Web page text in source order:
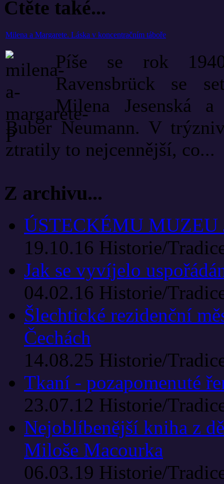
Čtěte také...
Milena a Margarete. Láska v koncentračním táboře
Píše se rok
Ravensbrück se
Milena Jesenská
Buber Neumann. V
ztratily to nejcennější, co...
Z archivu...
ÚSTECKÉMU MUZEU
19.10.16 Historie/
Jak se vyvíjelo
04.02.16 Historie/
Šlechtické rezidenční
Čechách
14.08.25 Historie/
Tkaní - pozapomenuté
23.07.12 Historie/
Nejoblíbenější kniha z
Miloše Macourka
06.03.19 Historie/